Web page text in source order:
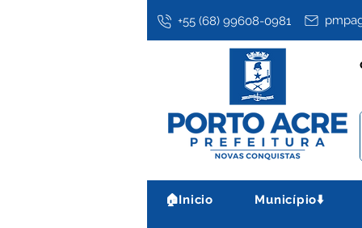
+55 (68) 99608-0981
🏠Inicio Município⬇️